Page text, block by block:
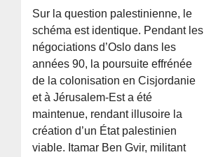
Sur la question palestinienne, le
schéma est identique. Pendant les
négociations d’Oslo dans les
années 90, la poursuite effrénée
de la colonisation en Cisjordanie
et à Jérusalem-Est a été
maintenue, rendant illusoire la
création d’un État palestinien
viable. Itamar Ben Gvir, militant